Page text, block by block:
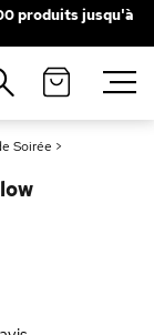
produits jusqu'à
Soirée >
Fermer